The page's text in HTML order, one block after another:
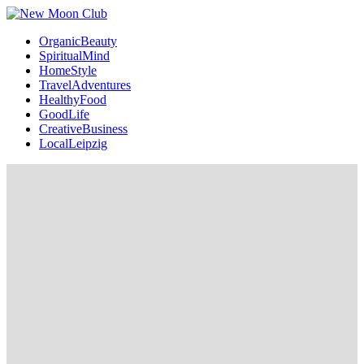
OrganicBeauty
SpiritualMind
HomeStyle
TravelAdventures
HealthyFood
GoodLife
CreativeBusiness
LocalLeipzig